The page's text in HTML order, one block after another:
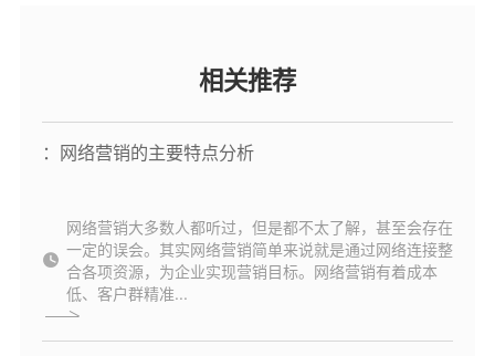
相关推荐
：网络营销的主要特点分析
网络营销大多数人都听过，但是都不太了解，甚至会存在
一定的误会。其实网络营销简单来说就是通过网络连接整
合各项资源，为企业实现营销目标。网络营销有着成本
低、客户群精准...